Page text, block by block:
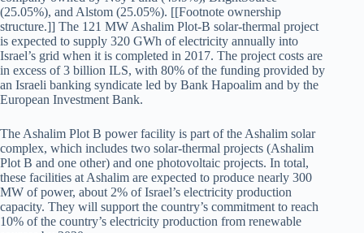
(25.05%), and Alstom (25.05%). [[Footnote ownership
structure.]] The 121 MW Ashalim Plot-B solar-thermal project
is expected to supply 320 GWh of electricity annually into
Israel’s grid when it is completed in 2017. The project costs are
in excess of 3 billion ILS, with 80% of the funding provided by
an Israeli banking syndicate led by Bank Hapoalim and by the
European Investment Bank.
The Ashalim Plot B power facility is part of the Ashalim solar
complex, which includes two solar-thermal projects (Ashalim
Plot B and one other) and one photovoltaic projects. In total,
these facilities at Ashalim are expected to produce nearly 300
MW of power, about 2% of Israel’s electricity production
capacity. They will support the country’s commitment to reach
10% of the country’s electricity production from renewable